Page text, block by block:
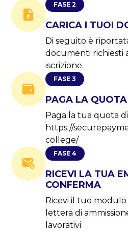
FASE 2
CARICA I TUOI
Di seguito è
documenti richiesti
iscrizione.
FASE 3
PAGA LA
Paga la tua quota
https://
college/
FASE 4
RICEVI LA TUA
CONFERMA
Ricevi il tuo modulo
lettera di
lavorativi